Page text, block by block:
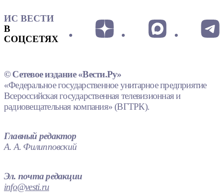
ИС ВЕСТИ
В
СОЦСЕТЯХ
© Сетевое издание «Вести.Ру»
«Федеральное государственное унитарное предприятие
Всероссийская государственная телевизионная и
радиовещательная компания» (ВГТРК).
Главный редактор
А. А. Филипповский
Эл. почта редакции
info@vesti.ru